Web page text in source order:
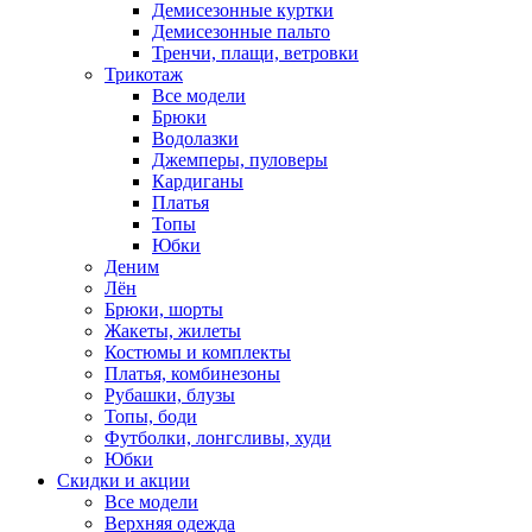
Демисезонные куртки
Демисезонные пальто
Тренчи, плащи, ветровки
Трикотаж
Все модели
Брюки
Водолазки
Джемперы, пуловеры
Кардиганы
Платья
Топы
Юбки
Деним
Лён
Брюки, шорты
Жакеты, жилеты
Костюмы и комплекты
Платья, комбинезоны
Рубашки, блузы
Топы, боди
Футболки, лонгсливы, худи
Юбки
Скидки и акции
Все модели
Верхняя одежда